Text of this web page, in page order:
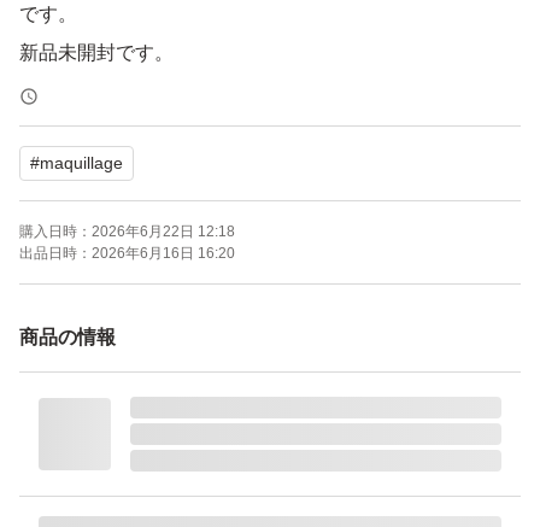
です。
新品未開封です。
【ブランド】マキアージュ
【商品名】ドラマティックパウダリー EX
【カラー】オークル20
【SPF】SPF25・PA+++
【付属品】やわらかフィットスポンジ
よろしくお願いいたします。
マキアージュ ドラマティックパウダリー EX オークル20
レフィル
#maquillage
購入日時： 2026年6月22日 12:18
出品日時： 2026年6月16日 16:20
商品の情報